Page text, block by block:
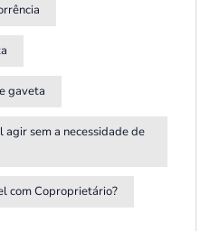
gaveta
agir sem a necessidade de
com Coproprietário?